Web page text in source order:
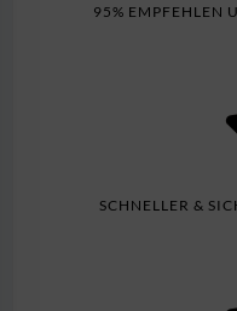
95% EMPFEHLEN
SCHNELLER &